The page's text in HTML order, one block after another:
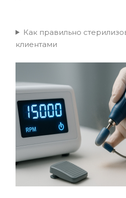
Как правильно
клиентами